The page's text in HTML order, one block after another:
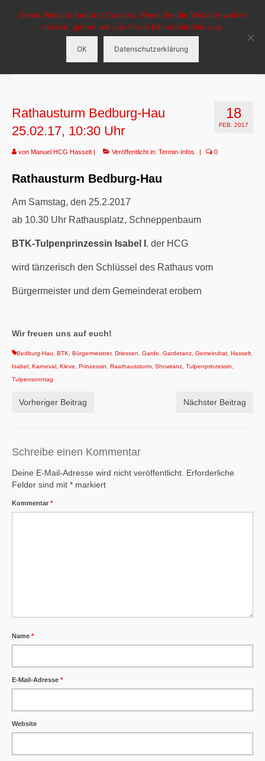
HCG-Hasselt
Aktuelles 18
FEB. 2017
Rathausturm Bedburg-Hau
25.02.17, 10:30 Uhr
von Manuel HCG Hasselt | Veröffentlicht in: Termin-Infos | 0
Rathausturm Bedburg-Hau
Am Samstag, den 25.2.2017
ab 10.30 Uhr Rathausplatz, Schneppenbaum
BTK-Tulpenprinzessin Isabel I . der HCG
wird tänzerisch den Schlüssel des Rathaus vom
Bürgermeister und dem Gemeinderat erobern
Wir freuen uns auf euch!
Bedburg-Hau BTK Bürgermeistrer, Driessen Garde Gardetanz Gemeindrat Hasselt
Isabel Karneval Kleve Prinzessin Raathaussturm Showtanz Tulpenprinzessin
Tulpensonntag
Vorheriger Beitrag Nächster Beitrag
Schreibe einen Kommentar
Deine E-Mail-Adresse wird nicht veröffentlicht. Erforderliche
Felder sind mit * markiert
Kommentar *
Name *
E-Mail-Adresse *
Website
Diese Website benutzt Cookies. Wenn Sie die Website weiter
nutzen, gehen wir von Ihrem Einverständnis aus.
OK Datenschutzerklärung